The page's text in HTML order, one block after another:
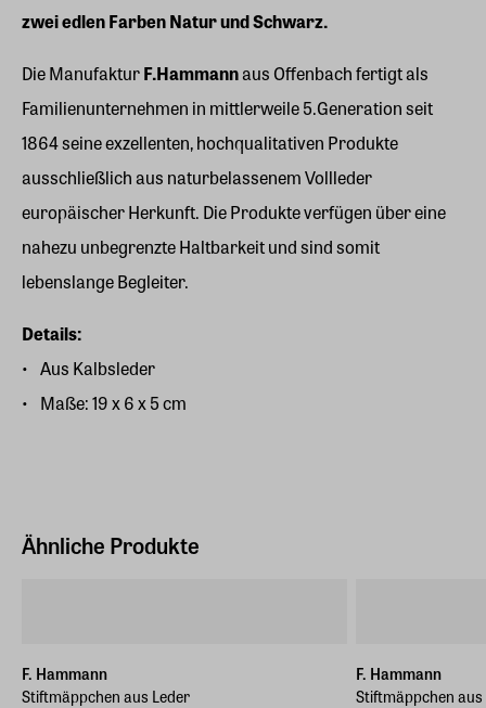
zwei edlen Farben Natur und Schwarz.
Die ManufakturF.Hammannaus Offenbach fertigt als
Familienunternehmen in mittlerweile 5.Generation seit
1864 seine exzellenten, hochqualitativen Produkte
ausschließlich aus naturbelassenem Vollleder
europäischer Herkunft. Die Produkte verfügen über eine
nahezu unbegrenzte Haltbarkeit und sind somit
lebenslange Begleiter.
Details:
Aus Kalbsleder
Maße: 19 x 6 x 5 cm
Ähnliche Produkte
F. Hammann
Stiftmäppchen aus Leder
F. Hammann
Stiftmäppchen aus